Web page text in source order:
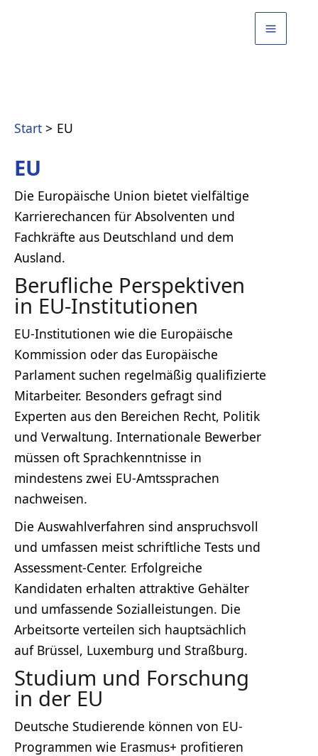
Start EU
EU
Die Europäische Union bietet vielfältige
Karrierechancen für Absolventen und
Fachkräfte aus Deutschland und dem
Ausland.
Berufliche Perspektiven
in EU-Institutionen
EU-Institutionen wie die Europäische
Kommission oder das Europäische
Parlament suchen regelmäßig qualifizierte
Mitarbeiter. Besonders gefragt sind
Experten aus den Bereichen Recht, Politik
und Verwaltung. Internationale Bewerber
müssen oft Sprachkenntnisse in
mindestens zwei EU-Amtssprachen
nachweisen.
Die Auswahlverfahren sind anspruchsvoll
und umfassen meist schriftliche Tests und
Assessment-Center. Erfolgreiche
Kandidaten erhalten attraktive Gehälter
und umfassende Sozialleistungen. Die
Arbeitsorte verteilen sich hauptsächlich
auf Brüssel, Luxemburg und Straßburg.
Studium und Forschung
in der EU
Deutsche Studierende können von EU-
Programmen wie Erasmus+ profitieren